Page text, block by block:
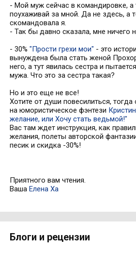
- Мой муж сейчас в командировке, а
поухаживай за мной. Да не здесь, а
скомандовала я.
- Так бы давно сказала, мне ничего
- 30% "Прости грехи мои" - это
вынуждена была стать женой
него, а тут явилась сестра и
мужа. Что это за сестра такая?
Но и это еще не все!
Хотите от души повесилиться, тогда
на юмористическое фэнтези
желание, или Хочу стать ведьмой!"
Вас там ждет инструкция, как
желания, полеты авторской
песик и скидка -30%!
Приятного вам чтения.
Ваша Елена Ха
Блоги и рецензии